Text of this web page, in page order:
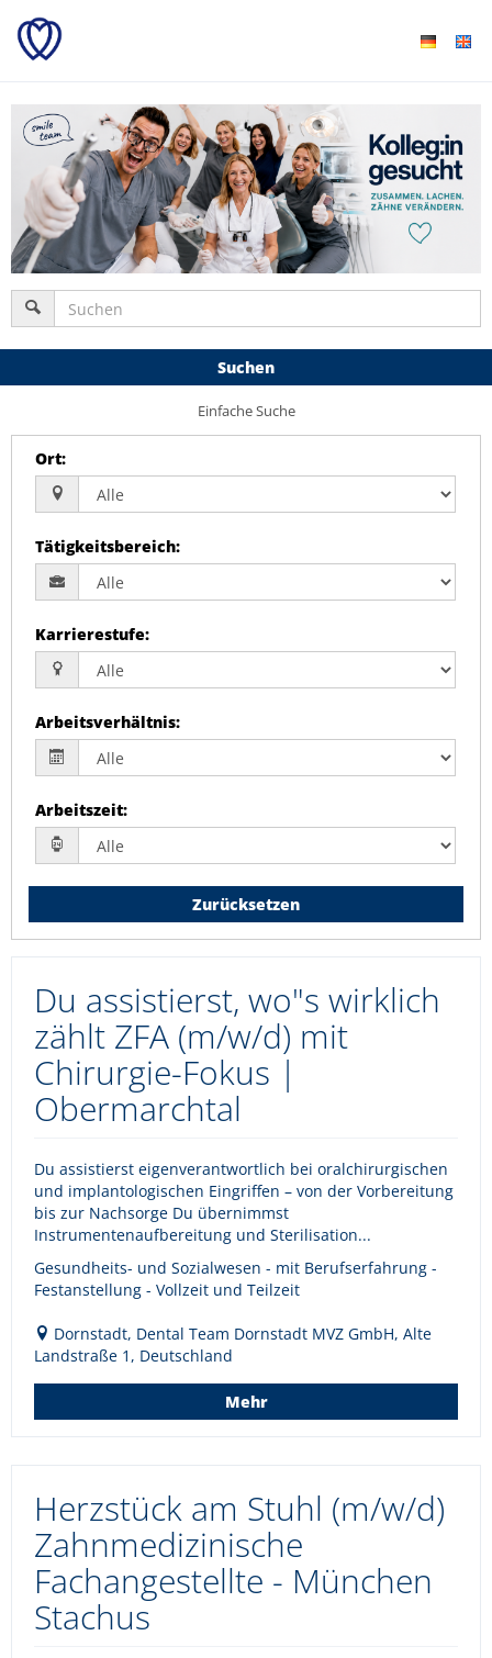
Suchen
Einfache Suche
Ort:
Tätigkeitsbereich:
Karrierestufe:
Arbeitsverhältnis:
Arbeitszeit:
Zurücksetzen
Du assistierst, wo"s wirklich
zählt ZFA (m/w/d) mit
Chirurgie-Fokus |
Obermarchtal
Du assistierst eigenverantwortlich bei oralchirurgischen
und implantologischen Eingriffen – von der Vorbereitung
bis zur Nachsorge Du übernimmst
Instrumentenaufbereitung und Sterilisation...
Gesundheits- und Sozialwesen - mit Berufserfahrung -
Festanstellung - Vollzeit und Teilzeit
Dornstadt, Dental Team Dornstadt MVZ GmbH, Alte
Landstraße 1, Deutschland
Mehr
Herzstück am Stuhl (m/w/d)
Zahnmedizinische
Fachangestellte - München
Stachus